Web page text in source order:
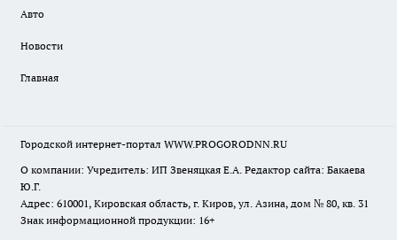
Авто
Новости
Главная
Городской интернет-портал WWW.PROGORODNN.RU
О компании: Учредитель: ИП Звеняцкая Е.А. Редактор сайта: Бакаева
Ю.Г.
Адрес: 610001, Кировская область, г. Киров, ул. Азина, дом № 80, кв. 31
Знак информационной продукции: 16+